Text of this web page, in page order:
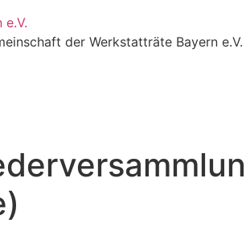
der Werkstatträte Bayern e.V.